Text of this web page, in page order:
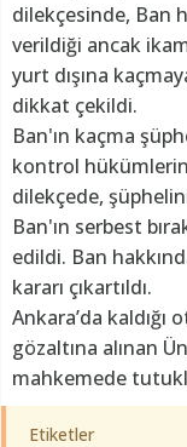
dilekçesinde, Ban
verildiği ancak
yurt dışına
dikkat çekildi.
Ban'ın kaçma
kontrol
dilekçede,
Ban'ın serbest
edildi. Ban
kararı çıkartıldı.
Ankara’da
gözaltına alınan
mahkemede
Etiketler